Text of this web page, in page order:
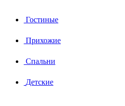
Гостиные
Прихожие
Спальни
Детские